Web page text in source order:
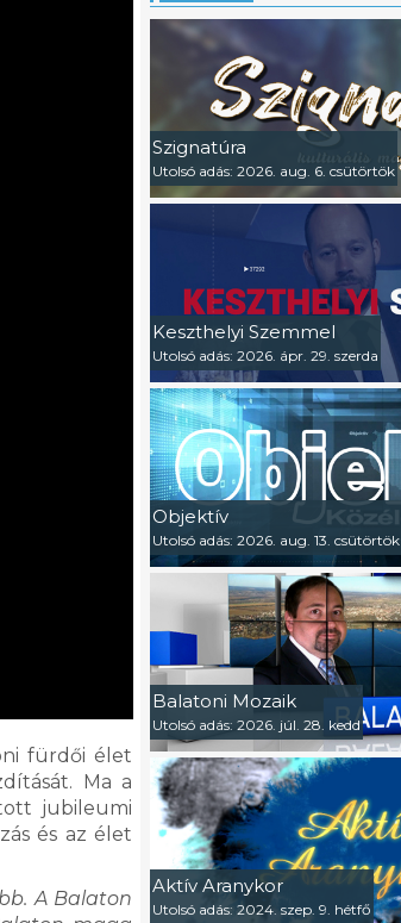
fürdői élet
Ma a
jubileumi
és az élet
A Balaton
Szignatúra
Utolsó adás: 2026. aug. 6. csütörtök
Keszthelyi Szemmel
Utolsó adás: 2026. ápr. 29. szerda
Objektív
Utolsó adás: 2026. aug. 13. csütörtök
Balatoni Mozaik
Utolsó adás: 2026. júl. 28. kedd
Aktív Aranykor
Utolsó adás: 2024. szep. 9. hétfő